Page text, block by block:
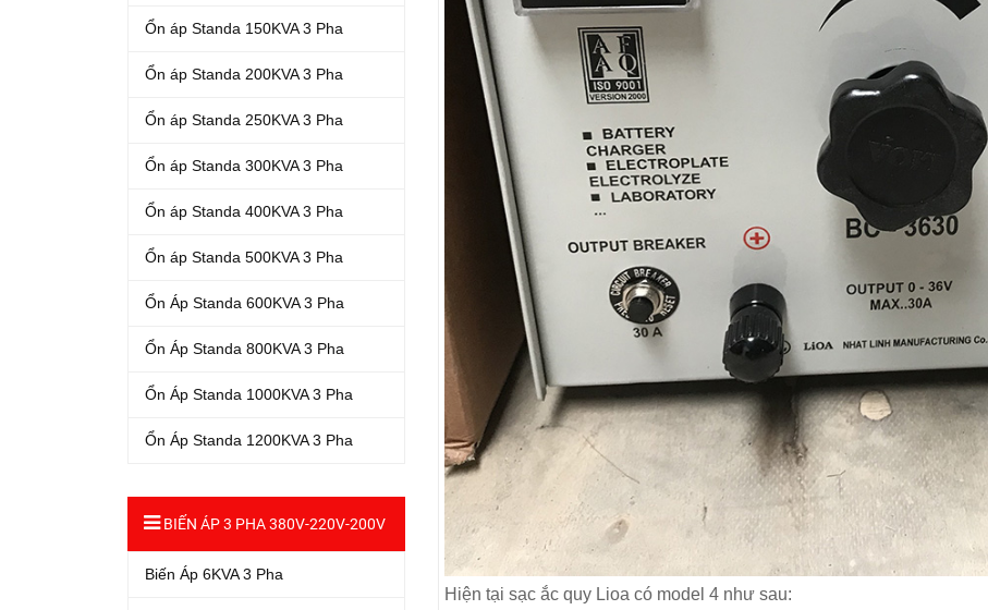
Ổn áp Standa 150KVA 3 Pha
Ổn áp Standa 200KVA 3 Pha
Ổn áp Standa 250KVA 3 Pha
Ổn áp Standa 300KVA 3 Pha
Ổn áp Standa 400KVA 3 Pha
Ổn áp Standa 500KVA 3 Pha
Ổn Áp Standa 600KVA 3 Pha
Ổn Áp Standa 800KVA 3 Pha
Ổn Áp Standa 1000KVA 3 Pha
Ổn Áp Standa 1200KVA 3 Pha
BIẾN ÁP 3 PHA 380V-220V-200V
Biến Áp 6KVA 3 Pha
Hiện tại sạc ắc quy Lioa có model 4 như sau: